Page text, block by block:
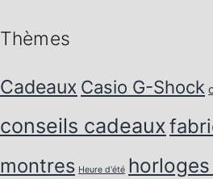
Thèmes
Cadeaux Casio G-Shock
conseils cadeaux
montres Heure d'été